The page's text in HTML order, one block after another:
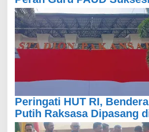
Belajar 13 Tahun
Peringati HUT RI,
Putih Raksasa Dipasang
Pakansari